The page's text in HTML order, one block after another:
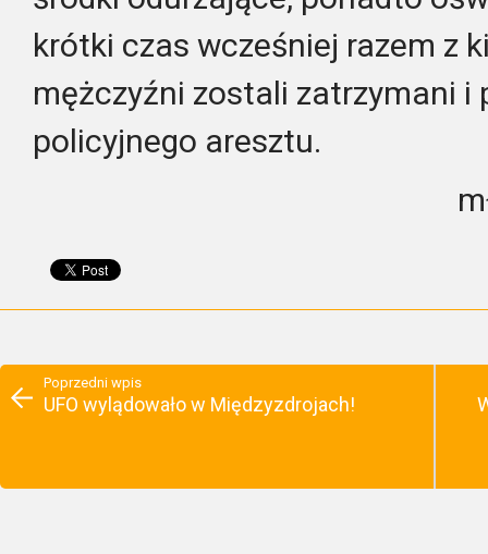
krótki czas wcześniej razem z
mężczyźni zostali zatrzymani i
policyjnego aresztu.
Poprzedni wpis
UFO wylądowało w Międzyzdrojach!